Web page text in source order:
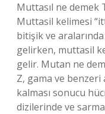
Muttasıl ne demek
Muttasil kelimesi
bitişik ve
gelirken, muttasil
gelir. Mutan ne
Z, gama ve benzeri
kalması sonucu
dizilerinde ve